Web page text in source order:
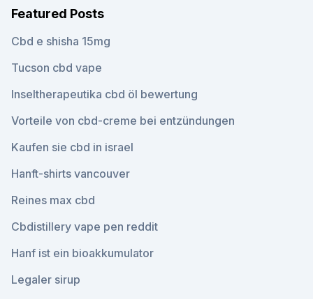
Featured Posts
Cbd e shisha 15mg
Tucson cbd vape
Inseltherapeutika cbd öl bewertung
Vorteile von cbd-creme bei entzündungen
Kaufen sie cbd in israel
Hanft-shirts vancouver
Reines max cbd
Cbdistillery vape pen reddit
Hanf ist ein bioakkumulator
Legaler sirup